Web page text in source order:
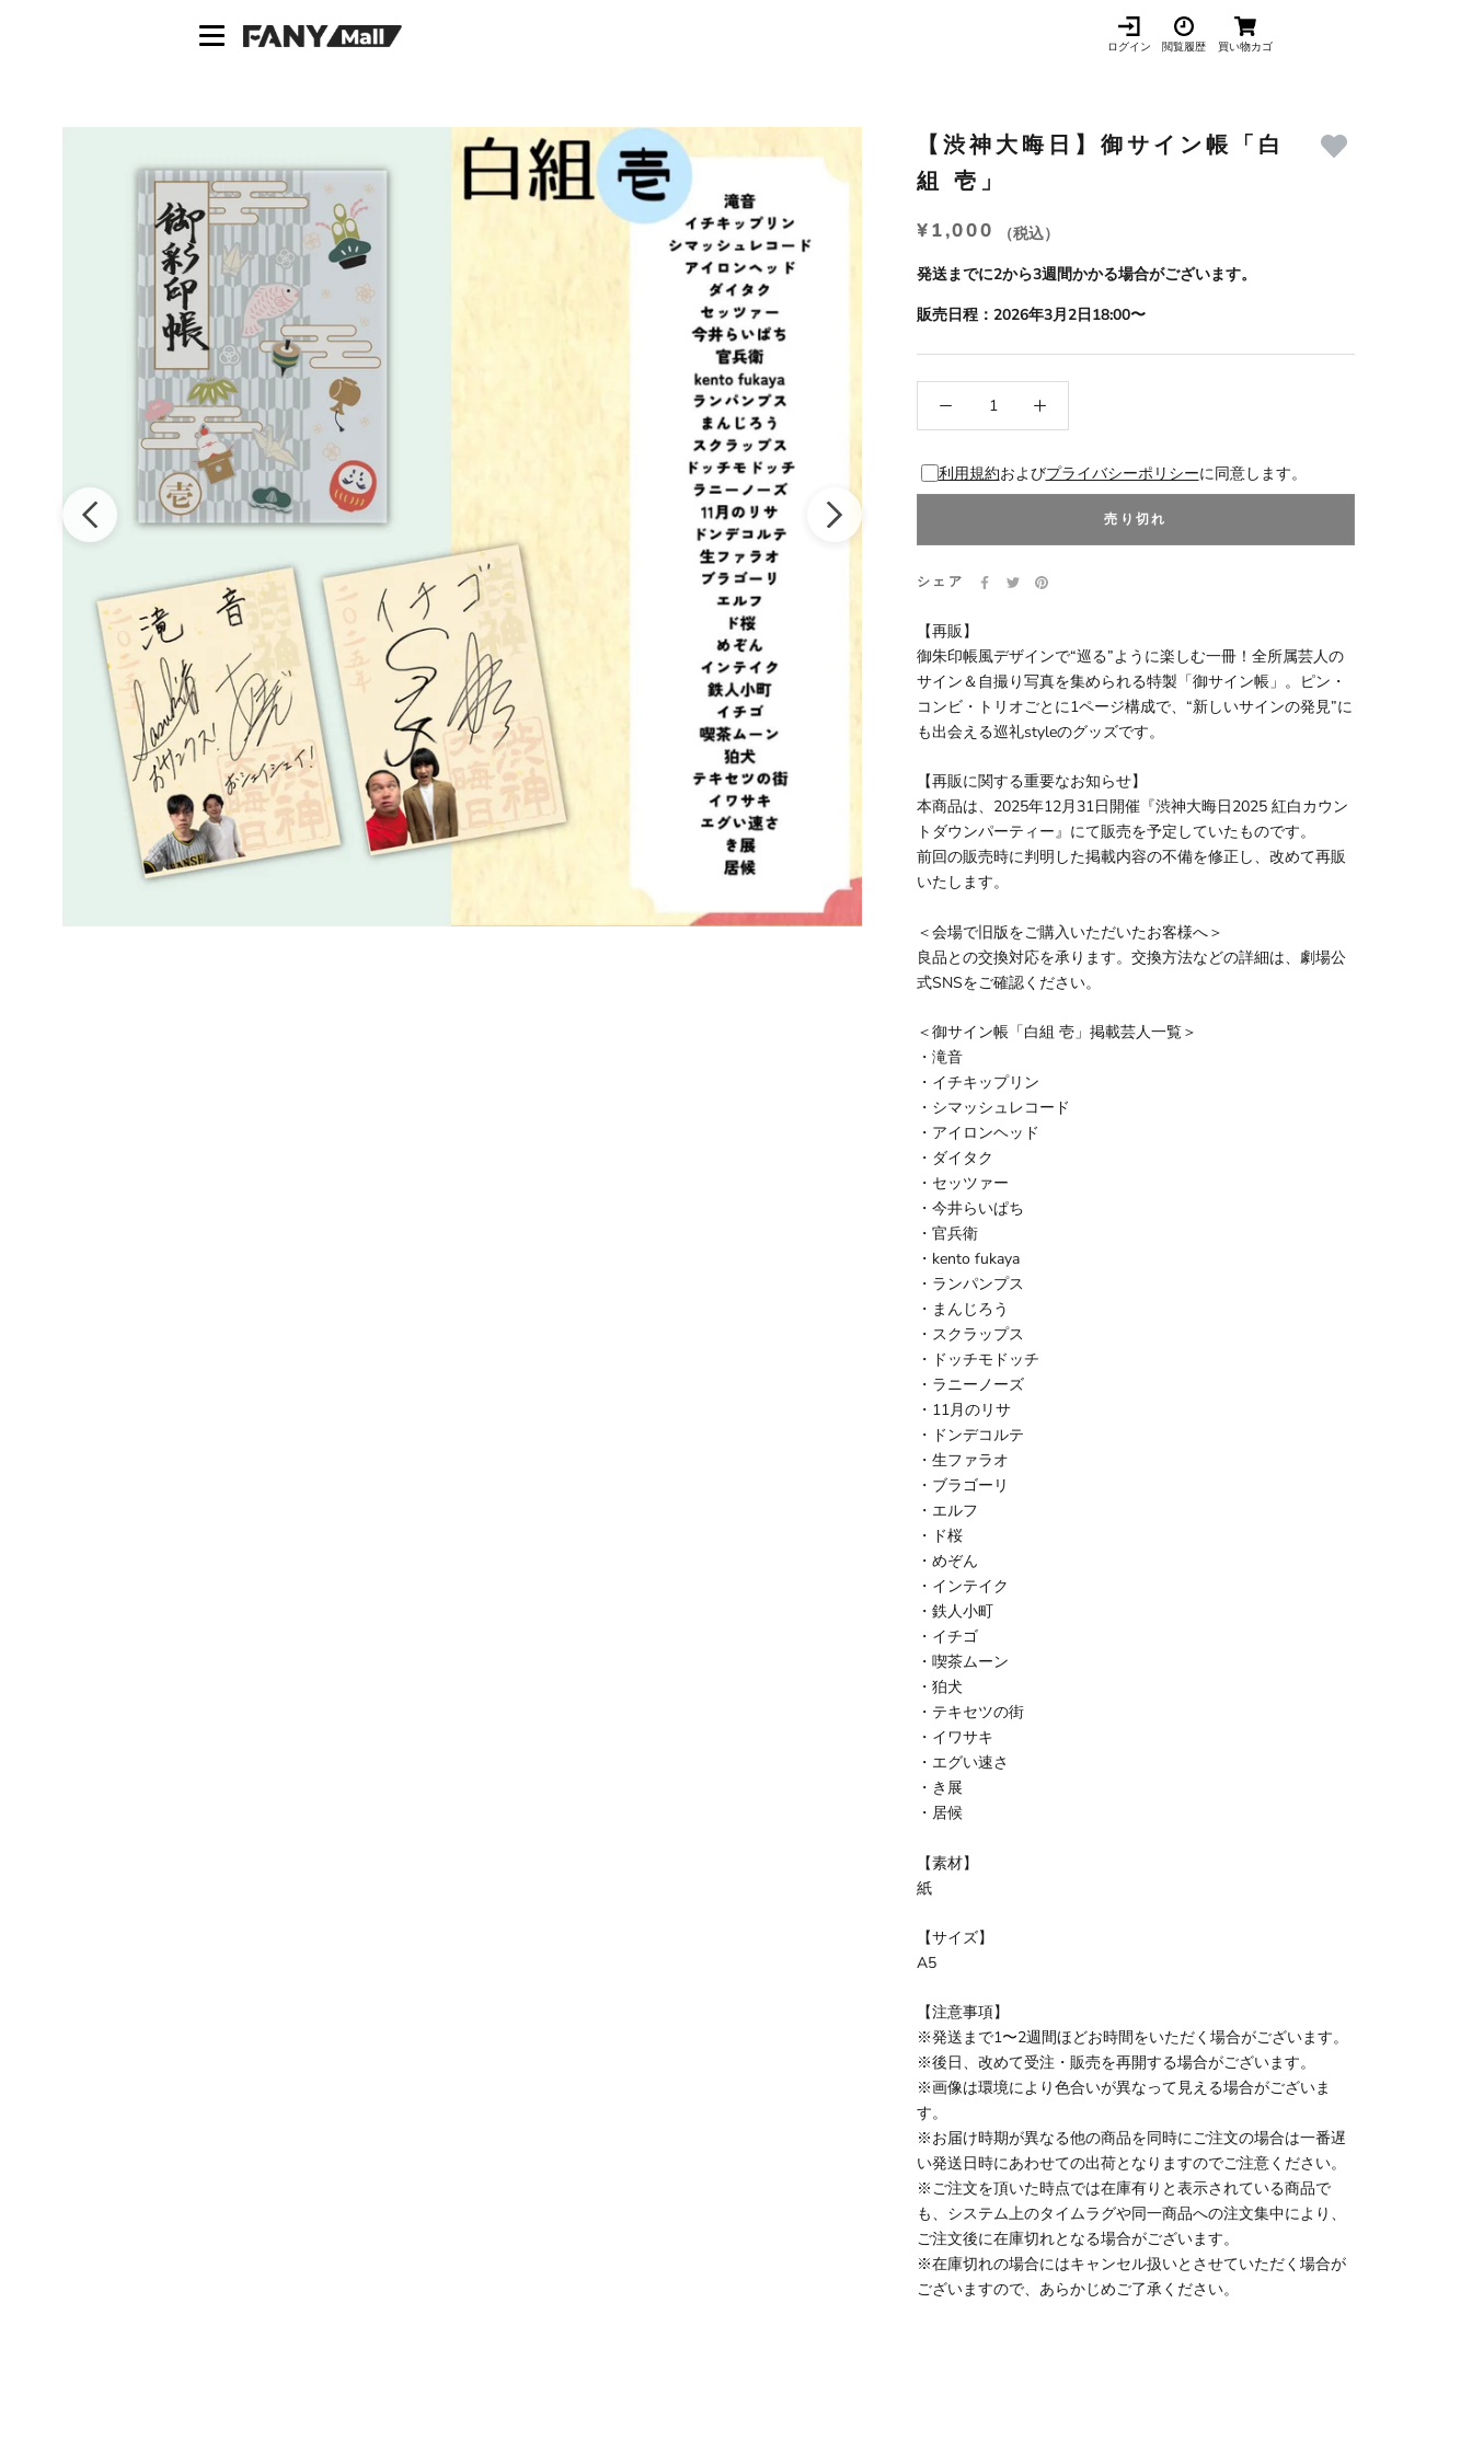
ログイン 閲覧履歴 買い物カゴ
【渋神大晦日】御サイン帳「白
組 壱」
¥1,000
（税込）
発送までに2から3週間かかる場合がございます。
販売日程：2026年3月2日18:00〜
利用規約およびプライバシーポリシーに同意します。
売り切れ
シェア
【再販】
御朱印帳風デザインで“巡る”ように楽しむ一冊！全所属芸人の
サイン＆自撮り写真を集められる特製「御サイン帳」。ピン・
コンビ・トリオごとに1ページ構成で、“新しいサインの発見”に
も出会える巡礼styleのグッズです。
【再販に関する重要なお知らせ】
本商品は、2025年12月31日開催『渋神大晦日2025 紅白カウン
トダウンパーティー』にて販売を予定していたものです。
前回の販売時に判明した掲載内容の不備を修正し、改めて再販
いたします。
＜会場で旧版をご購入いただいたお客様へ＞
良品との交換対応を承ります。交換方法などの詳細は、劇場公
式SNSをご確認ください。
＜御サイン帳「白組 壱」掲載芸人一覧＞
・滝音
・イチキップリン
・シマッシュレコード
・アイロンヘッド
・ダイタク
・セッツァー
・今井らいぱち
・官兵衛
・kento fukaya
・ランパンプス
・まんじろう
・スクラップス
・ドッチモドッチ
・ラニーノーズ
・11月のリサ
・ドンデコルテ
・生ファラオ
・ブラゴーリ
・エルフ
・ド桜
・めぞん
・インテイク
・鉄人小町
・イチゴ
・喫茶ムーン
・狛犬
・テキセツの街
・イワサキ
・エグい速さ
・き展
・居候
【素材】
紙
【サイズ】
A5
【注意事項】
※発送まで1〜2週間ほどお時間をいただく場合がございます。
※後日、改めて受注・販売を再開する場合がございます。
※画像は環境により色合いが異なって見える場合がございま
す。
※お届け時期が異なる他の商品を同時にご注文の場合は一番遅
い発送日時にあわせての出荷となりますのでご注意ください。
※ご注文を頂いた時点では在庫有りと表示されている商品で
も、システム上のタイムラグや同一商品への注文集中により、
ご注文後に在庫切れとなる場合がございます。
※在庫切れの場合にはキャンセル扱いとさせていただく場合が
ございますので、あらかじめご了承ください。